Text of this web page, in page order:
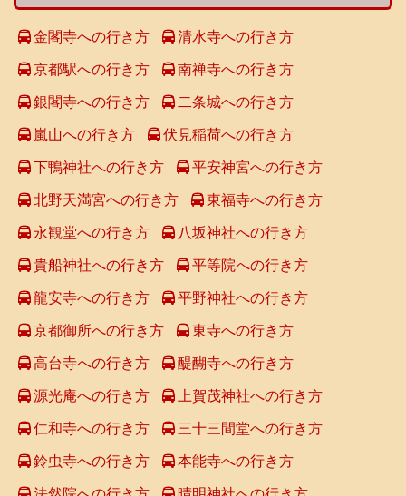
金閣寺への行き方 清水寺への行き方
京都駅への行き方 南禅寺への行き方
銀閣寺への行き方 二条城への行き方
嵐山への行き方 伏見稲荷への行き方
下鴨神社への行き方 平安神宮への行き方
北野天満宮への行き方 東福寺への行き方
永観堂への行き方 八坂神社への行き方
貴船神社への行き方 平等院への行き方
龍安寺への行き方 平野神社への行き方
京都御所への行き方 東寺への行き方
高台寺への行き方 醍醐寺への行き方
源光庵への行き方 上賀茂神社への行き方
仁和寺への行き方 三十三間堂への行き方
鈴虫寺への行き方 本能寺への行き方